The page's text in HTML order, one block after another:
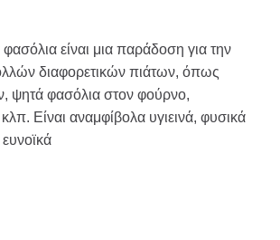
είναι μια παράδοση για την
διαφορετικών πιάτων, όπως
ψητά φασόλια στον φούρνο,
Είναι αναμφίβολα υγιεινά, φυσικά
ευνοϊκά